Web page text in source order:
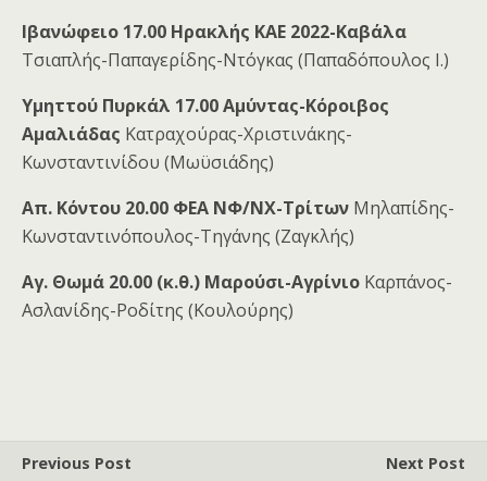
Ιβανώφειο 17.00 Ηρακλής ΚΑΕ 2022-Καβάλα
Τσιαπλής-Παπαγερίδης-Ντόγκας (Παπαδόπουλος Ι.)
Υμηττού Πυρκάλ 17.00 Αμύντας-Κόροιβος
Αμαλιάδας Κατραχούρας-Χριστινάκης-
Κωνσταντινίδου (Μωϋσιάδης)
Απ. Κόντου 20.00 ΦΕΑ ΝΦ/ΝΧ-Τρίτων Μηλαπίδης-
Κωνσταντινόπουλος-Τηγάνης (Ζαγκλής)
Αγ. Θωμά 20.00 (κ.θ.) Μαρούσι-Αγρίνιο Καρπάνος-
Ασλανίδης-Ροδίτης (Κουλούρης)
Previous Post
Next Post